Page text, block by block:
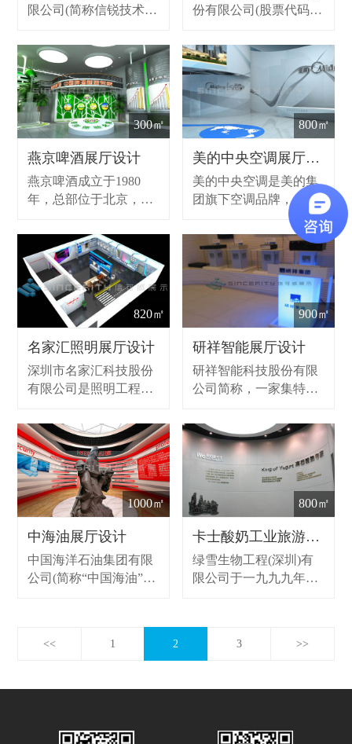
限公司(简称信锐技术)
子公司，WAPI联盟成
员，总部位于深圳南山
智园，致力于企业级无
线网络、物联网以及交
换机产品的开发、应
用，是企业级无线、物
联网及交换机解决方案
厂商。
份有限公司(股票代码：
市龙岗区新能源一路科
信科技大厦，是一家专
业研发、生产、销售和
服务通信网络设备的高
新技术企业。
300㎡
燕京啤酒展厅设计
燕京啤酒成立于1980
年，总部位于北京，是
京已经成为中国最大啤
酒企业集团之一。
800㎡
美的中央空调展厅设计
美的中央空调是美的集
团旗下空调品牌，自
1999年进入行业以来，
十年的发展已经成为国
内中央空调厂家中品类
最齐全的企业。
820㎡
名家汇照明展厅设计
深圳市名家汇科技股份
有限公司是照明工程行
2001年，成长为我国照
明工程行业的领军企
业。
900㎡
研祥智能展厅设计
研祥智能科技股份有限
公司简称，一家集特种
造、销售和系统整合于
一体的高科技企业。
1000㎡
中海油展厅设计
中国海洋石油集团有限
公司(简称“中国海油”)
业)，总部设在北京，现
津，湛江，上海，深圳
800㎡
卡士酸奶工业旅游展览馆
绿雪生物工程(深圳)有
限公司于一九九九年在
业生物乳品企业。
<< 1 2 3 >>